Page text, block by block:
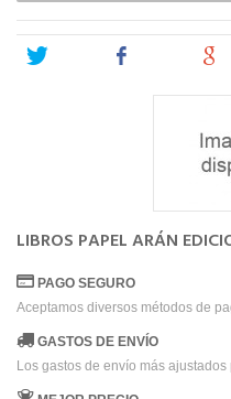
Tweet
LIBROS PAPEL ARÁN
PAGO SEGURO
Aceptamos diversos métodos de
GASTOS DE ENVÍO
Los gastos de envío más ajustados